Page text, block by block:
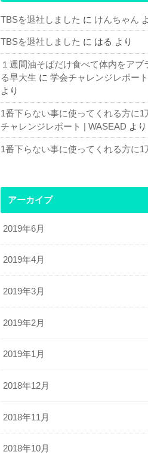
TBSを退社しました に けんちゃん
TBSを退社しました に はる より
１週間油そばだけ食べて体内をアブ
る早大生 に 学会チャレンジレポー
より
1番下らない事に使ってくれる方に1
チャレンジレポート | WASEAD より
1番下らない事に使ってくれる方に1
アーカイブ
2019年6月
2019年4月
2019年3月
2019年2月
2019年1月
2018年12月
2018年11月
2018年10月